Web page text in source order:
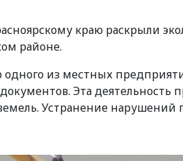
краю раскрыли
районе.
из местных
Эта деятельность
Устранение нарушений